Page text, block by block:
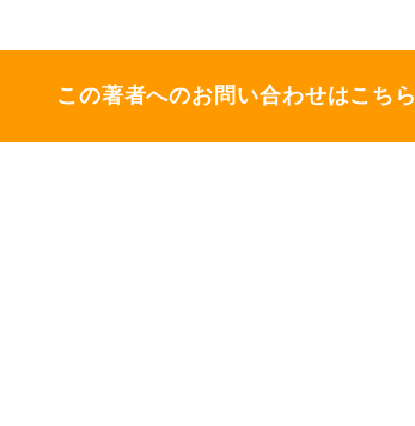
この著者へのお問い合わせはこちら